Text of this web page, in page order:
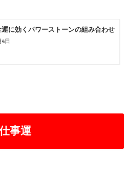
運に効くパワーストーンの組み合わせ
4日
事運